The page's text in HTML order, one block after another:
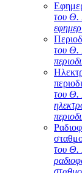
του Θ.
του Θ.
του Θ.
του Θ.